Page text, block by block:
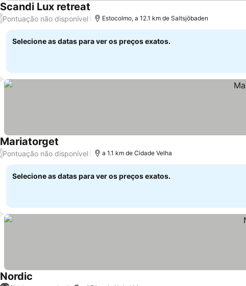
Scandi Lux retreat
/Pontuação não disponível Estocolmo, a 12.1 km de Saltsjöbaden
Selecione as datas para ver os preços exatos.
Mariatorget
/Pontuação não disponível a 1.1 km de Cidade Velha
Selecione as datas para ver os preços exatos.
Nordic